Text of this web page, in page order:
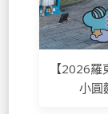
【2026
小圓